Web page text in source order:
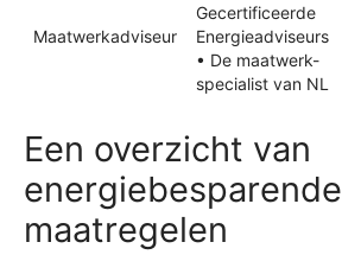
Maatwerkadviseur
Gecertificeerde
Energieadviseurs
• De maatwerk-
specialist van NL
Een overzicht van
energiebesparende
maatregelen